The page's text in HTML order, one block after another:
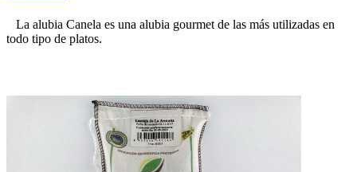
La alubia Canela es una alubia gourmet de las más utilizadas en
todo tipo de platos.